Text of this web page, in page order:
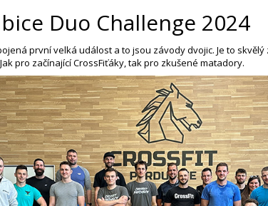
Duo Challenge 2024
první velká událost a to jsou závody dvojic. Je to
pro začínající CrossFiťáky, tak pro zkušené matadory.